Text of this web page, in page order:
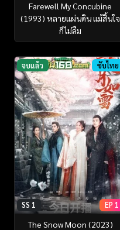
Farewell My Concubine
(1993) หลายแผ่นดิน แม้สิ้นใจ
ก็ไม่ลืม
จบแล้ว ซับไทย
SS 1 EP 1
The Snow Moon (2023)